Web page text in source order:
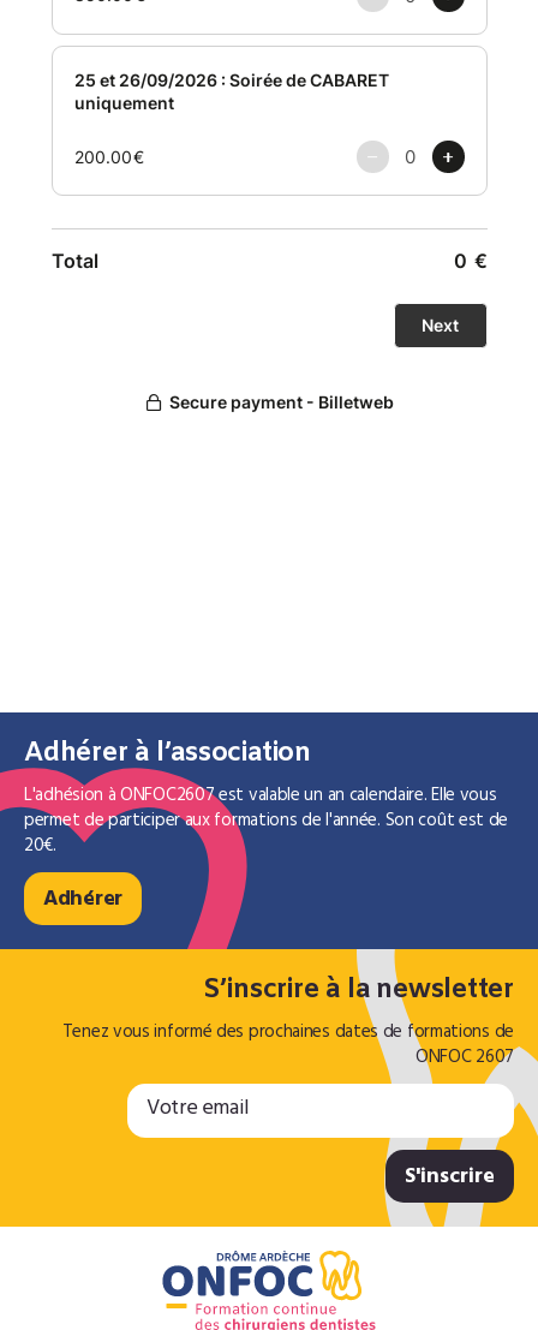
Adhérer à l’association
L'adhésion à ONFOC2607 est valable un an calendaire. Elle vous
permet de participer aux formations de l'année. Son coût est de
20€.
Adhérer
S’inscrire à la newsletter
Tenez vous informé des prochaines dates de formations de
ONFOC 2607